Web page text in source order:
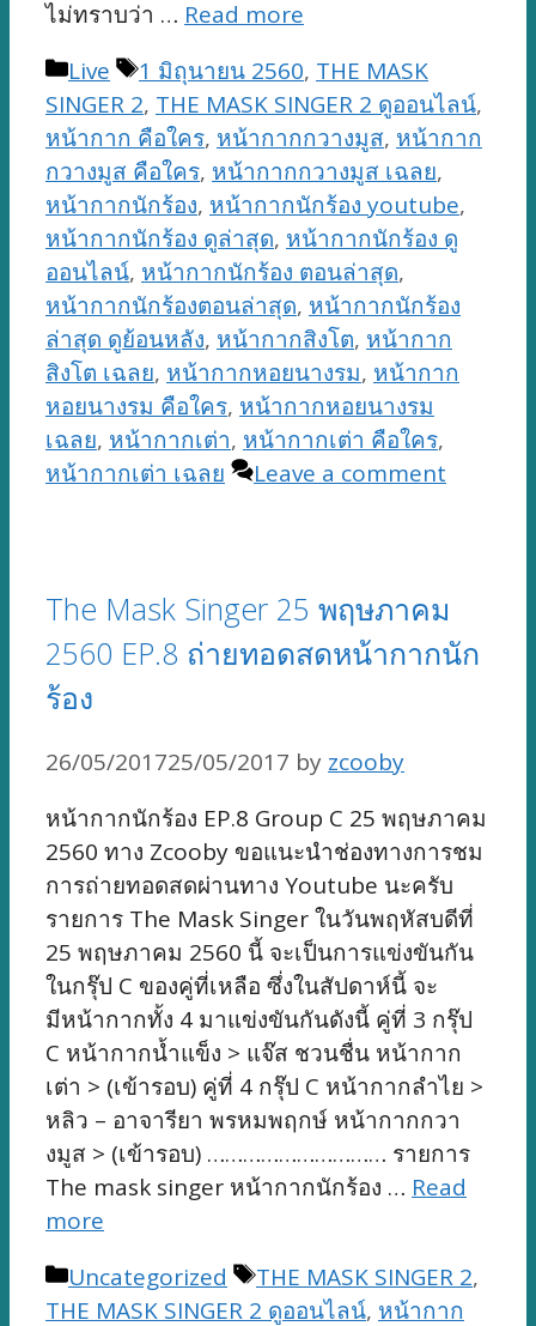
ไม่ทราบว่า … Read more
Categories
Live Tags
1 มิถุนายน 2560, THE MASK
SINGER 2, THE MASK SINGER 2 ดูออนไลน์,
หน้ากาก คือใคร, หน้ากากกวางมูส, หน้ากาก
กวางมูส คือใคร, หน้ากากกวางมูส เฉลย,
หน้ากากนักร้อง, หน้ากากนักร้อง youtube,
หน้ากากนักร้อง ดูล่าสุด, หน้ากากนักร้อง ดู
ออนไลน์, หน้ากากนักร้อง ตอนล่าสุด,
หน้ากากนักร้องตอนล่าสุด, หน้ากากนักร้อง
ล่าสุด ดูย้อนหลัง, หน้ากากสิงโต, หน้ากาก
สิงโต เฉลย, หน้ากากหอยนางรม, หน้ากาก
หอยนางรม คือใคร, หน้ากากหอยนางรม
เฉลย, หน้ากากเต่า, หน้ากากเต่า คือใคร,
หน้ากากเต่า เฉลย
Leave a comment
The Mask Singer 25 พฤษภาคม
2560 EP.8 ถ่ายทอดสดหน้ากากนัก
ร้อง
26/05/201725/05/2017 by zcooby
หน้ากากนักร้อง EP.8 Group C 25 พฤษภาคม
2560 ทาง Zcooby ขอแนะนำช่องทางการชม
การถ่ายทอดสดผ่านทาง Youtube นะครับ
รายการ The Mask Singer ในวันพฤหัสบดีที่
25 พฤษภาคม 2560 นี้ จะเป็นการแข่งขันกัน
ในกรุ๊ป C ของคู่ที่เหลือ ซึ่งในสัปดาห์นี้ จะ
มีหน้ากากทั้ง 4 มาแข่งขันกันดังนี้ คู่ที่ 3 กรุ๊ป
C หน้ากากน้ำแข็ง > แจ๊ส ชวนชื่น หน้ากาก
เต่า > (เข้ารอบ) คู่ที่ 4 กรุ๊ป C หน้ากากลำไย >
หลิว – อาจารียา พรหมพฤกษ์ หน้ากากกวา
งมูส > (เข้ารอบ) ………………………… รายการ
The mask singer หน้ากากนักร้อง … Read
more
Categories
Uncategorized Tags
THE MASK SINGER 2,
THE MASK SINGER 2 ดูออนไลน์, หน้ากาก